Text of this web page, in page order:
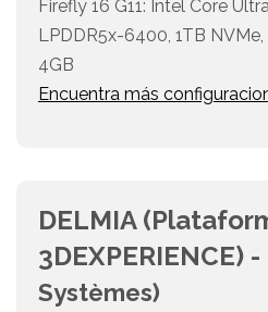
Firefly 16 G11: Intel Core
LPDDR5x-6400, 1TB
4GB
Encuentra más
DELMIA
3DEXPERIENCE) -
Systèmes)